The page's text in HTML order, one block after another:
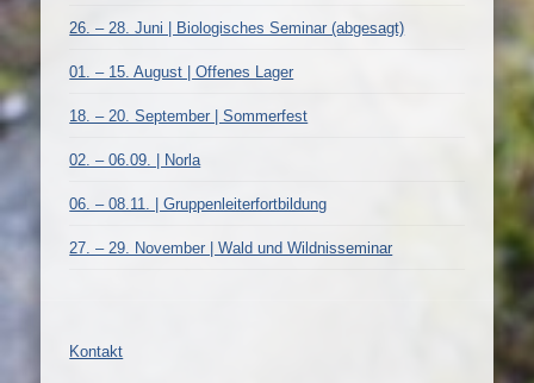
26. – 28. Juni | Biologisches Seminar (abgesagt)
01. – 15. August | Offenes Lager
18. – 20. September | Sommerfest
02. – 06.09. | Norla
06. – 08.11. | Gruppenleiterfortbildung
27. – 29. November | Wald und Wildnisseminar
Kontakt